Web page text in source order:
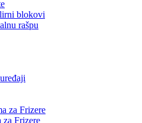
blokovi
rašpu
za Frizere
za Frizere